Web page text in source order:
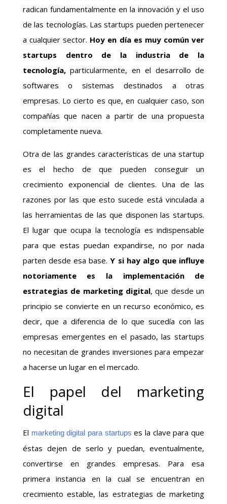
radican fundamentalmente en la innovación y el uso
de las tecnologías. Las startups pueden pertenecer
a cualquier sector. Hoy en día es muy común ver
startups dentro de la industria de la
tecnología,particularmente, en el desarrollo de
softwares o sistemas destinados a otras
empresas. Lo cierto es que, en cualquier caso, son
compañías que nacen a partir de una propuesta
completamente nueva.
Otra de las grandes características de una startup
es el hecho de que pueden conseguir un
crecimiento exponencial de clientes. Una de las
razones por las que esto sucede está vinculada a
las herramientas de las que disponen las startups.
El lugar que ocupa la tecnología es indispensable
para que estas puedan expandirse, no por nada
parten desde esa base.Y si hay algo que influye
notoriamente es la implementación de
estrategias de marketing digital, que desde un
principio se convierte en un recurso económico, es
decir, que a diferencia de lo que sucedía con las
empresas emergentes en el pasado, las startups
no necesitan de grandes inversiones para empezar
a hacerse un lugar en el mercado.
El papel del marketing
digital
El marketing digital para startups es la clave para que
éstas dejen de serlo y puedan, eventualmente,
convertirse en grandes empresas. Para esa
primera instancia en la cual se encuentran en
crecimiento estable, las estrategias de marketing